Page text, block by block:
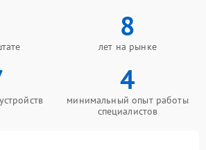
8
лет на рынке
4
минимальный опыт работы
специалистов